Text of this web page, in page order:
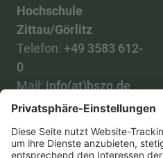
Hochschule
Zittau/Görlitz
Telefon: +49 3583 612-
0
Mail: info(at)hszg.de